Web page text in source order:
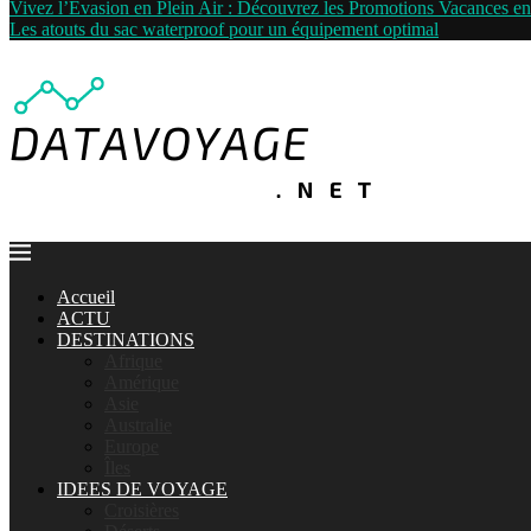
Vivez l’Évasion en Plein Air : Découvrez les Promotions Vacances
Les atouts du sac waterproof pour un équipement optimal
Accueil
ACTU
DESTINATIONS
IDEES DE VOYAGE